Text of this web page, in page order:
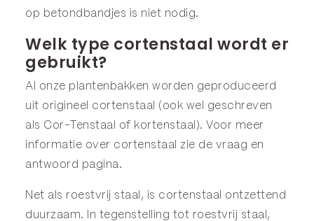
op betondbandjes is niet nodig.
Welk type cortenstaal wordt er
gebruikt?
Al onze plantenbakken worden geproduceerd
uit origineel cortenstaal (ook wel geschreven
als Cor-Tenstaal of kortenstaal). Voor meer
informatie over cortenstaal zie de vraag en
antwoord pagina.
Net als roestvrij staal, is cortenstaal ontzettend
duurzaam. In tegenstelling tot roestvrij staal,